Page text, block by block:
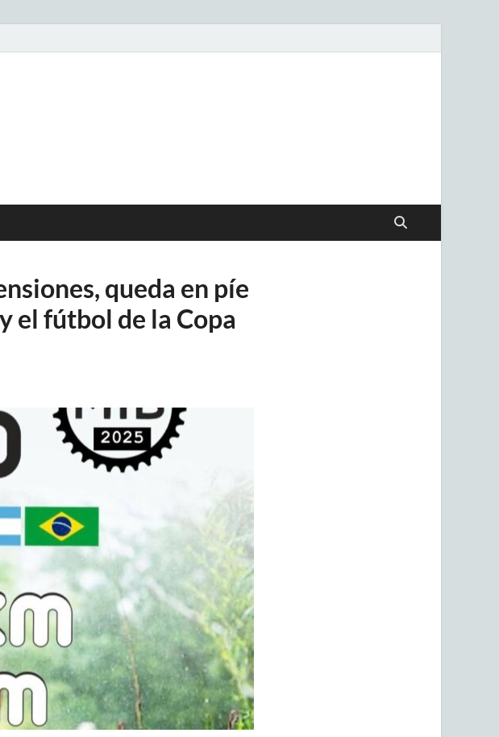
queda en píe
el fútbol de la Copa